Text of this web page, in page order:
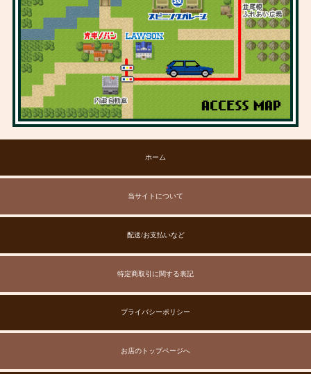
ホーム
当サイトについて
配送/お支払いなど
特定商取引に関する表記
プライバシーポリシー
お店のトップページへ